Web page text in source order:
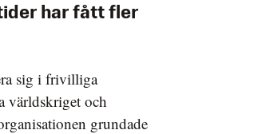
har fått fler
sig i frivilliga
världskriget och
grundade